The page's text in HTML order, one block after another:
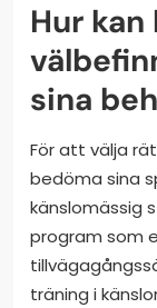
Hur
sina
För att välja
bedöma sina
känslomässig
program som
träning i